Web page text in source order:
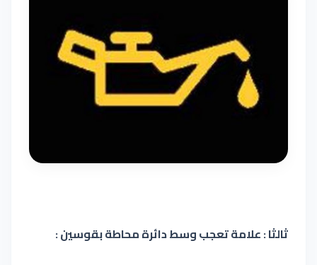
ثالثا : علامة تعجب وسط دائرة محاطة بقوسين :